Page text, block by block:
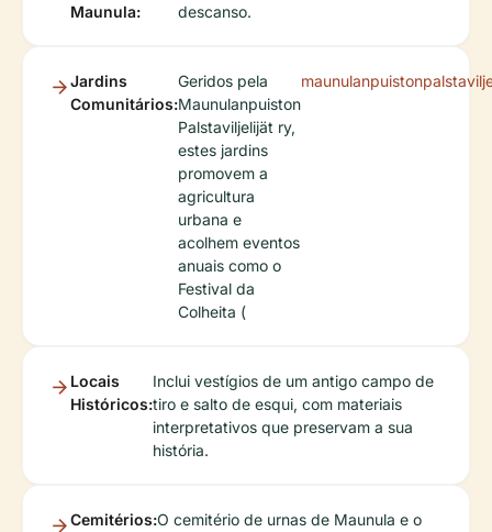
Maunula:
descanso.
Jardins
Comunitários:
Geridos pela
Maunulanpuiston
Palstaviljelijät ry,
estes jardins
promovem a
agricultura
urbana e
acolhem eventos
anuais como o
Festival da
Colheita (
Locais
Históricos:
Inclui vestígios de um antigo campo de
tiro e salto de esqui, com materiais
interpretativos que preservam a sua
história.
Cemitérios:O cemitério de urnas de Maunula e o